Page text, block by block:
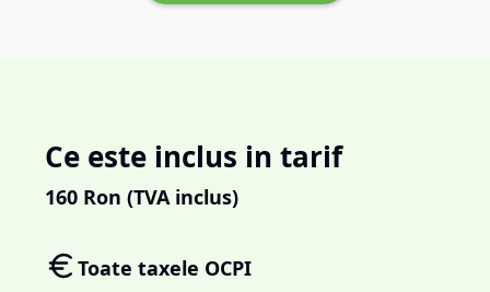
Ce este inclus in tarif
160 Ron (TVA inclus)
Toate taxele OCPI